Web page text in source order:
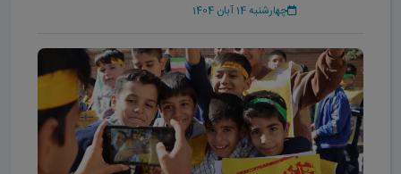
چهارشنبه 14 آبان 1404